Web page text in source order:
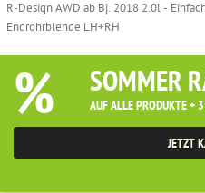
R-Design AWD ab Bj. 2018 2.0l -
Endrohrblende LH+RH
% SOMMER
AUF ALLE PRODUKTE +
JETZT